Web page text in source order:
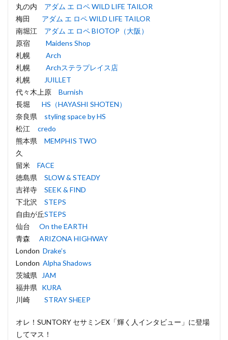
丸の内 アダム エ ロペ WILD LIFE TAILOR
梅田 アダム エ ロペ WILD LIFE TAILOR
南堀江 アダム エ ロペ BIOTOP（大阪）
原宿 Maidens Shop
札幌 Arch
札幌 Archステラプレイス店
札幌
JUILLET
代々木上原 Burnish
長堀 HS（HAYASHI SHOTEN）
奈良県 styling space by HS
松江 credo
熊本県 MEMPHIS TWO
久
留米 FACE
徳島県 SLOW & STEADY
吉祥寺 SEEK & FIND
下北沢 STEPS
自由が丘STEPS
仙台 On the EARTH
青森 ARIZONA HIGHWAY
London Drake’s
London Alpha Shadows
茨城県
JAM
福井県 KURA
川崎 STRAY SHEEP
オレ！SUNTORY セサミンEX「輝く人インタビュー」に登場
してマス！